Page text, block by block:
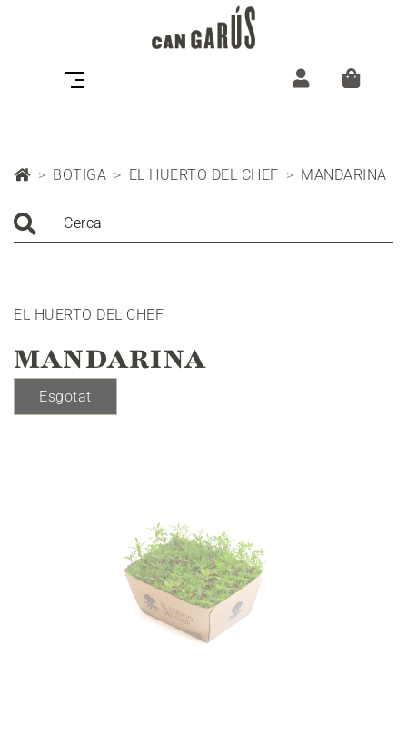
BOTIGA EL HUERTO DEL CHEF MANDARINA
Cerca
EL HUERTO DEL CHEF
MANDARINA
Esgotat